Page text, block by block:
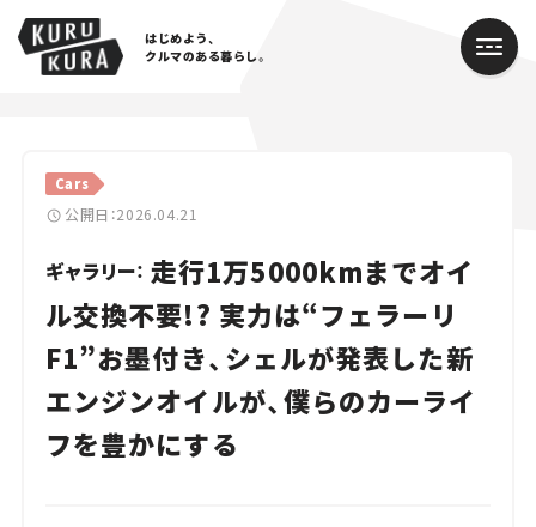
はじめよう、
クルマのある暮らし。
Cars
公開日：2026.04.21
ギャラリー： 走行1万5000kmまでオイ
ル交換不要!? 実力は“フェラーリ
F1”お墨付き、シェルが発表した新
エンジンオイルが、僕らのカーライ
フを豊かにする
Cars
Lifestyle
Traffic
Special
Series